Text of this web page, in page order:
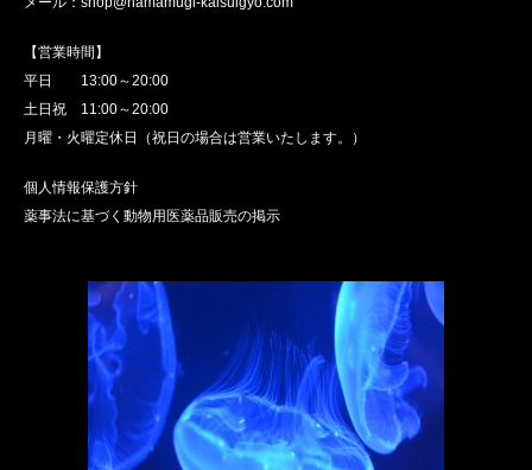
【営業時間】
平日 13:00～20:00
土日祝 11:00～20:00
月曜・火曜定休日（祝日の場合は営業いたします。）
個人情報保護方針
薬事法に基づく動物用医薬品販売の掲示